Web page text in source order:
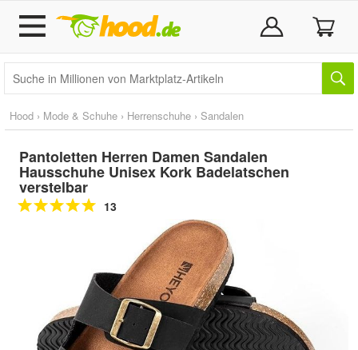
Hood › Mode & Schuhe › Herrenschuhe › Sandalen
Pantoletten Herren Damen Sandalen
Hausschuhe Unisex Kork Badelatschen
verstelbar
13